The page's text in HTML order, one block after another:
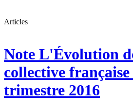
Articles
Note L'Évolution
collective française
trimestre 2016